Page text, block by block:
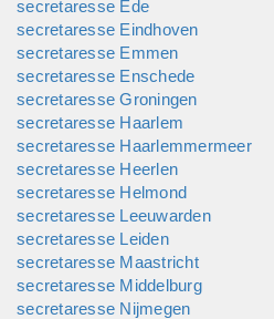
secretaresse Ede
secretaresse Eindhoven
secretaresse Emmen
secretaresse Enschede
secretaresse Groningen
secretaresse Haarlem
secretaresse Haarlemmermeer
secretaresse Heerlen
secretaresse Helmond
secretaresse Leeuwarden
secretaresse Leiden
secretaresse Maastricht
secretaresse Middelburg
secretaresse Nijmegen